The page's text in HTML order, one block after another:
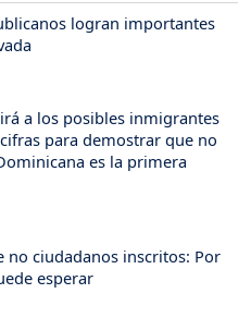
logran importantes
a los posibles inmigrantes
para demostrar que no
es la primera
no ciudadanos inscritos: Por
esperar